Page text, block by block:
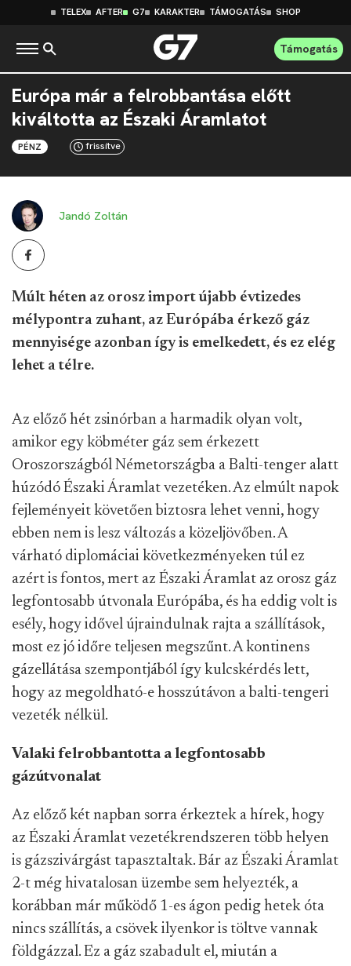
TELEX AFTER G7 KARAKTER TÁMOGATÁS SHOP
Támogatás
Európa már a felrobbantása előtt
kiváltotta az Északi Áramlatot
PÉNZ frissítve
Jandó Zoltán
Múlt héten az orosz import újabb évtizedes
mélypontra zuhant, az Európába érkező gáz
mennyisége azonban így is emelkedett, és ez elég
lehet a télre.
Az előző hét zsinórban a harmadik olyan volt,
amikor egy köbméter gáz sem érkezett
Oroszországból Németországba a Balti-tenger alatt
húzódó Északi Áramlat vezetéken. Az elmúlt napok
fejleményeit követően biztosra lehet venni, hogy
ebben nem is lesz változás a közeljövőben. A
várható diplomáciai következményeken túl ez
azért is fontos, mert az Északi Áramlat az orosz gáz
legfontosabb útvonala Európába, és ha eddig volt is
esély, hogy idővel újraindulnak rajta a szállítások,
most ez jó időre teljesen megszűnt. A kontinens
gázellátása szempontjából így kulcskérdés lett,
hogy az megoldható-e hosszútávon a balti-tengeri
vezeték nélkül.
Valaki felrobbantotta a legfontosabb
gázútvonalat
Az előző két napban sorra érkeztek a hírek, hogy
az Északi Áramlat vezetékrendszeren több helyen
is gázszivárgást tapasztaltak. Bár az Északi Áramlat
2-t még hivatalosan üzembe sem helyezték, a
korábban már működő 1-es ágon pedig hetek óta
nincs szállítás, a csövek ilyenkor is töltve vannak
földgázzal. Ez a gáz szabadult el, miután a